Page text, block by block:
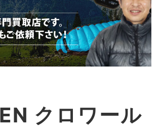
クロワール